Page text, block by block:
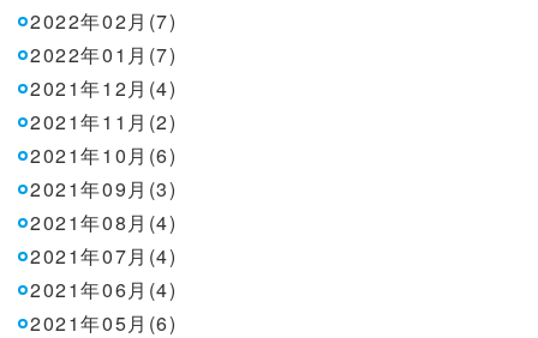
2022年02月(7)
2022年01月(7)
2021年12月(4)
2021年11月(2)
2021年10月(6)
2021年09月(3)
2021年08月(4)
2021年07月(4)
2021年06月(4)
2021年05月(6)